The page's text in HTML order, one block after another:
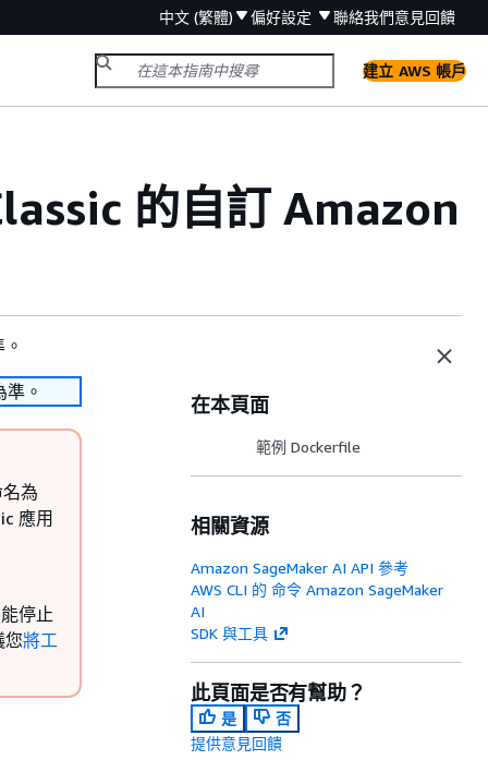
中文 (繁體) 偏好設定 聯絡我們意見回饋
建立 AWS 帳戶
的自訂 Amazon
。
為
應用
停止
您將工
在本頁面
範例 Dockerfile
相關資源
Amazon SageMaker AI API 參考
AWS CLI 的 命令 Amazon SageMaker
AI
SDK 與工具
此頁面是否有幫助？
是
否
提供意見回饋